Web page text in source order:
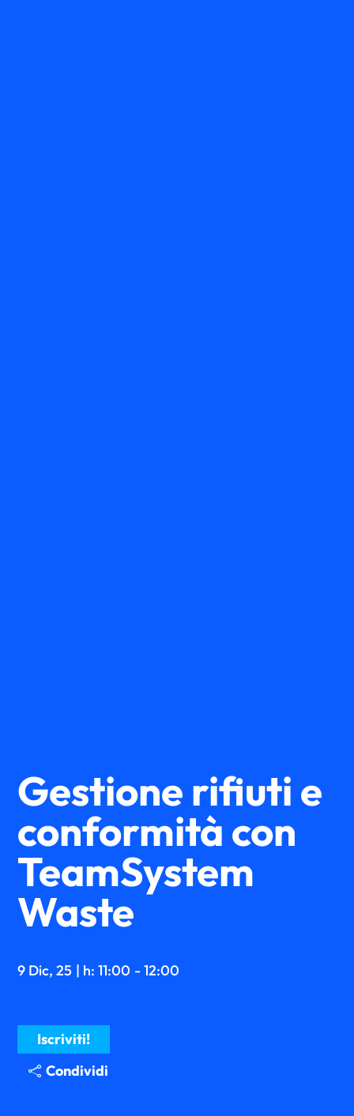
Gestione rifiuti e
conformità con
TeamSystem
Waste
9 Dic, 25 | h: 11:00 - 12:00
Iscriviti!
Condividi